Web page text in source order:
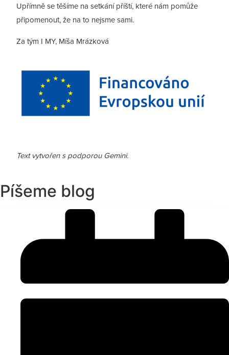
Upřímně se těšíme na setkání příští, které nám pomůže
připomenout, že na to nejsme sami.
Za tým I MY, Míša Mrázková
Text vytvořen s podporou Gemini.
Píšeme blog